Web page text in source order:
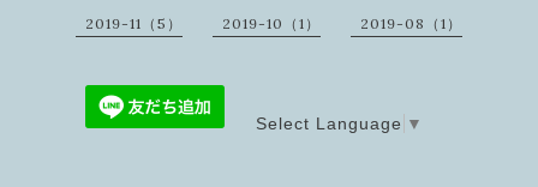
2019-11（5） 2019-10（1） 2019-08（1）
Select Language ▼